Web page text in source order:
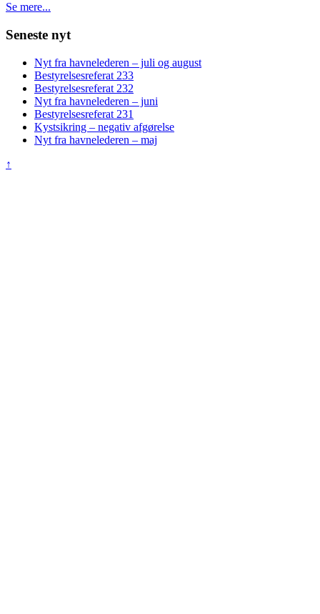
Se mere...
Seneste nyt
Nyt fra havnelederen – juli og august
Bestyrelsesreferat 233
Bestyrelsesreferat 232
Nyt fra havnelederen – juni
Bestyrelsesreferat 231
Kystsikring – negativ afgørelse
Nyt fra havnelederen – maj
↑